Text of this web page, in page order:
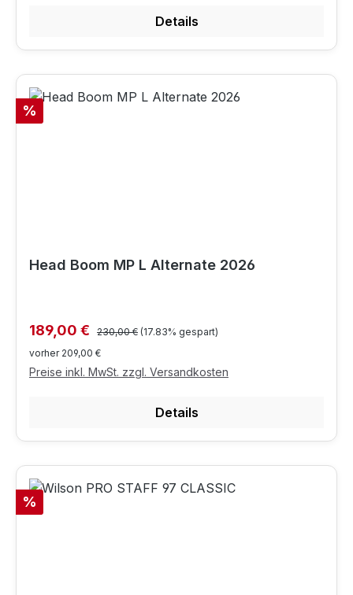
Details
Rabatt
%
Head Boom MP L Alternate 2026
Verkaufspreis:
189,00 € Regulärer Preis:
230,00 € (17.83% gespart)
vorher 209,00 €
Preise inkl. MwSt. zzgl. Versandkosten
Details
Rabatt
%